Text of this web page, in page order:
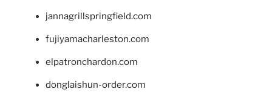
jannagrillspringfield.com
fujiyamacharleston.com
elpatronchardon.com
donglaishun-order.com